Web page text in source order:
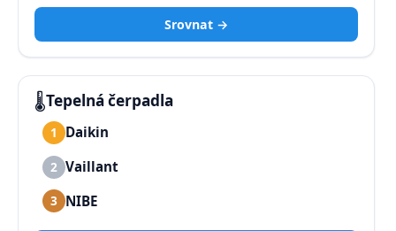
Srovnat →
🌡️Tepelná čerpadla
1 Daikin
2 Vaillant
3 NIBE